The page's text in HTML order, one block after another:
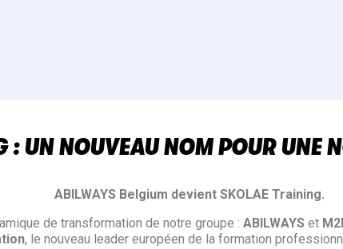
UN NOUVEAU NOM POUR UNE
ABILWAYS Belgium devient SKOLAE Training.
de transformation de notre groupe : ABILWAYSet M2I
, le nouveau leader européen de la formation